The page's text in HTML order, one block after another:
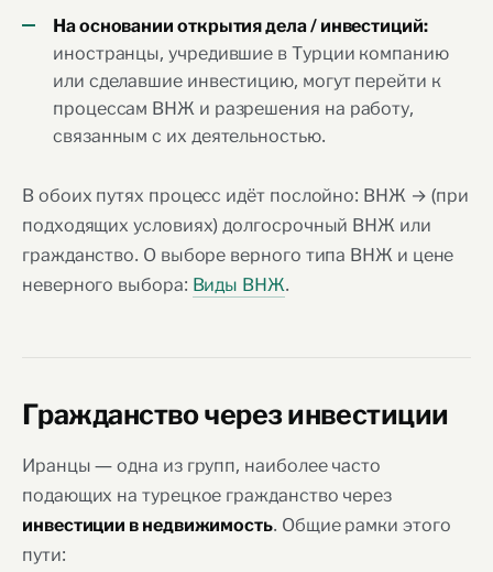
На основании открытия дела / инвестиций:
иностранцы, учредившие в Турции компанию
или сделавшие инвестицию, могут перейти к
процессам ВНЖ и разрешения на работу,
связанным с их деятельностью.
В обоих путях процесс идёт послойно: ВНЖ → (при
подходящих условиях) долгосрочный ВНЖ или
гражданство. О выборе верного типа ВНЖ и цене
неверного выбора: Виды ВНЖ.
Гражданство через инвестиции
Иранцы — одна из групп, наиболее часто
подающих на турецкое гражданство через
инвестиции в недвижимость. Общие рамки этого
пути: